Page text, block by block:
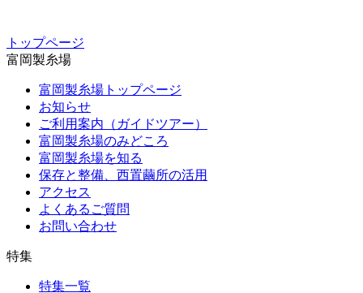
トップページ
富岡製糸場
富岡製糸場トップページ
お知らせ
ご利用案内（ガイドツアー）
富岡製糸場のみどころ
富岡製糸場を知る
保存と整備、西置繭所の活用
アクセス
よくあるご質問
お問い合わせ
特集
特集一覧